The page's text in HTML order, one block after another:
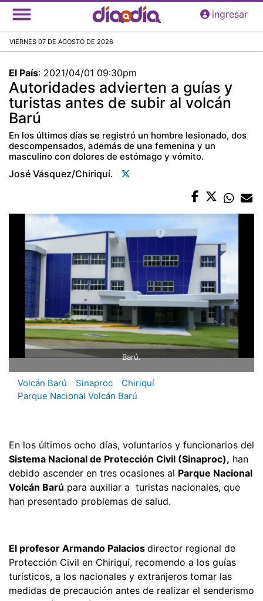
Pasar
al
principal
ingresar
VIERNES 07 DE AGOSTO DE 2026
El País: 2021/04/01 09:30pm
Autoridades advierten a guías y
turistas antes de subir al volcán
Barú
En los últimos días se registró un hombre lesionado, dos
descompensados, además de una femenina y un
masculino con dolores de estómago y vómito.
José Vásquez/chiriquí.
Barú.
Volcán Barú Sinaproc
Chiriquí
Parque Nacional Volcán Barú
En los últimos ocho días, voluntarios y funcionarios del
Sistema Nacional de Protección Civil (Sinaproc), han
debido ascender en tres ocasiones al Parque Nacional
Volcán Barú para auxiliar a turistas nacionales, que
han presentado problemas de salud.
El profesor Armando Palacios director regional de
Protección Civil en Chiriquí, recomendo a los guías
turísticos, a los nacionales y extranjeros tomar las
medidas de precaución antes de realizar el senderismo